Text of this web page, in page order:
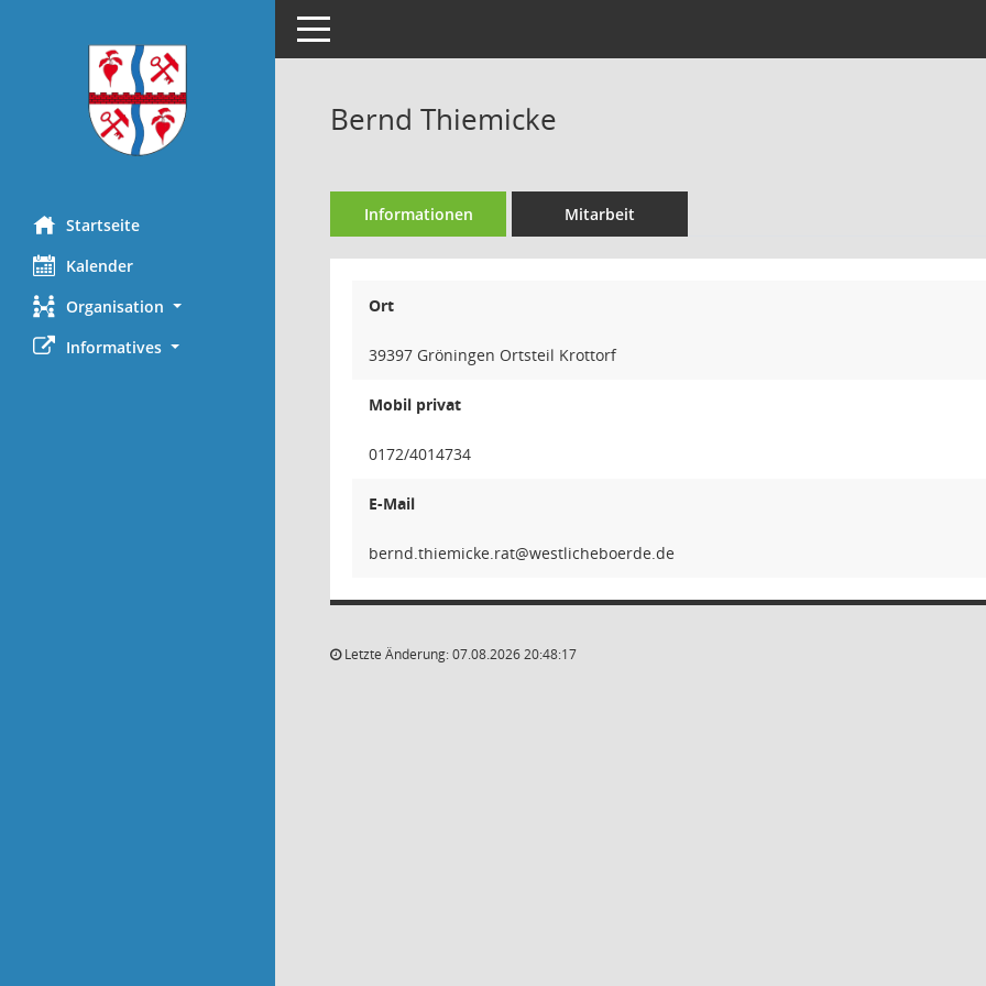
Startseite
Kalender
Organisation
Informatives
Toggle navigation
Bernd Thiemicke
Informationen Mitarbeit
Ort
39397 Gröningen Ortsteil Krottorf
Mobil privat
0172/4014734
E-Mail
tar.ekcim
Letzte Änderung: 07.08.2026 20:48:17